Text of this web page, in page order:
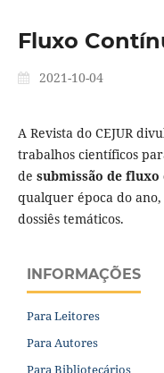
Fluxo
2021-10-04
A Revista do CEJUR
trabalhos científicos
de submissão de fluxo
qualquer época do
dossiês temáticos.
INFORMAÇÕES
Para Leitores
Para Autores
Para Bibliotecários